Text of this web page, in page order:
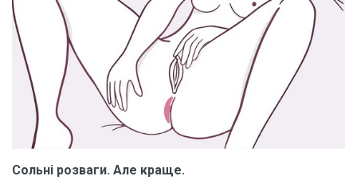
Сольні розваги. Але краще.